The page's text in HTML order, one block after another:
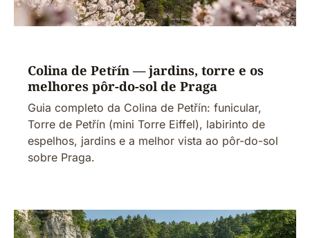
Colina de Petřín — jardins, torre e os
melhores pôr-do-sol de Praga
Guia completo da Colina de Petřín: funicular,
Torre de Petřín (mini Torre Eiffel), labirinto de
espelhos, jardins e a melhor vista ao pôr-do-sol
sobre Praga.